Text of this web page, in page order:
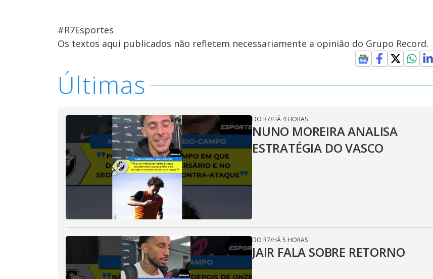
#R7Esportes
Os textos aqui publicados não refletem necessariamente a opinião do Grupo Record.
Últimas
DO R7/HÁ 4 HORAS
NUNO MOREIRA ANALISA
ESTRATÉGIA DO VASCO
DO R7/HÁ 5 HORAS
JAIR FALA SOBRE RETORNO